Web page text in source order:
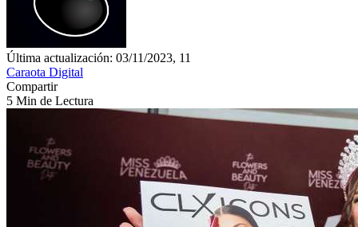
Última actualización: 03/11/2023, 11
Caraota Digital
Compartir
5 Min de Lectura